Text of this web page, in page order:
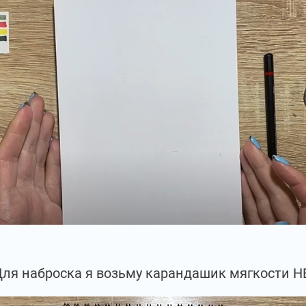
наброска я возьму карандашик мягкости